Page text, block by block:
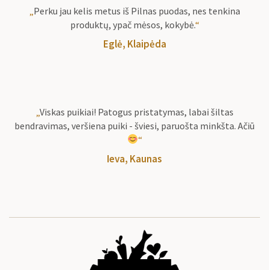
Perku jau kelis metus iš Pilnas puodas, nes tenkina
produktų, ypač mėsos, kokybė.“
Eglė, Klaipėda
Viskas puikiai! Patogus pristatymas, labai šiltas
bendravimas, veršiena puiki - šviesi, paruošta minkšta. Ačiū
“
Ieva, Kaunas